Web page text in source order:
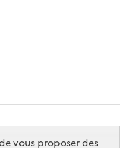
vous proposer des